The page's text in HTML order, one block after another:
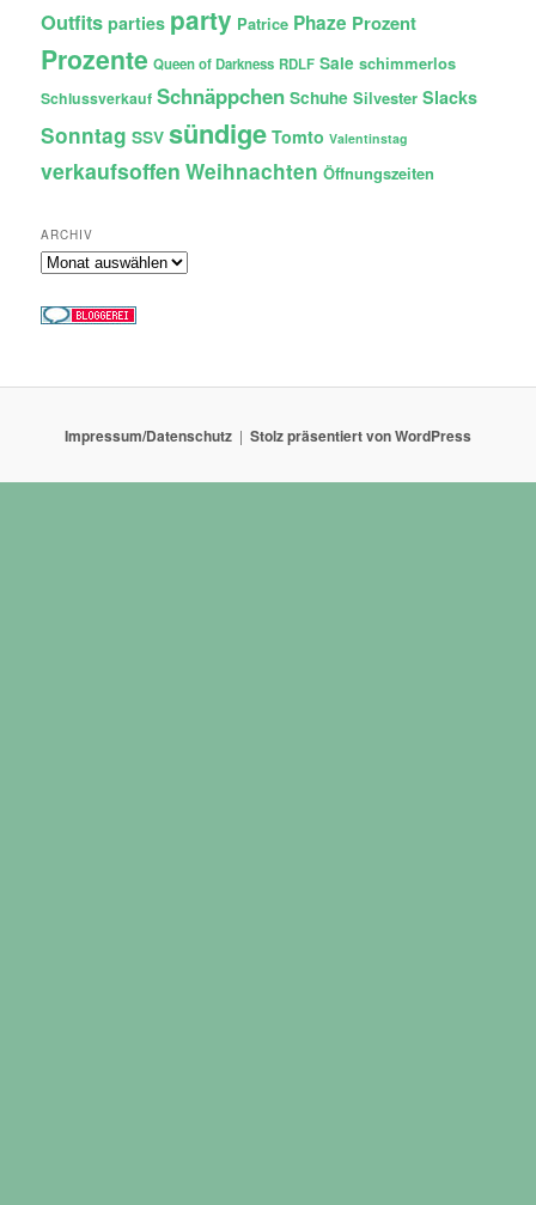
Outfits parties party Patrice Phaze Prozent
Prozente Queen of Darkness RDLF Sale schimmerlos
Schlussverkauf Schnäppchen Schuhe Silvester Slacks
Sonntag SSV sündige Tomto Valentinstag
verkaufsoffen Weihnachten Öffnungszeiten
ARCHIV
Archiv
Impressum/Datenschutz Stolz präsentiert von WordPress